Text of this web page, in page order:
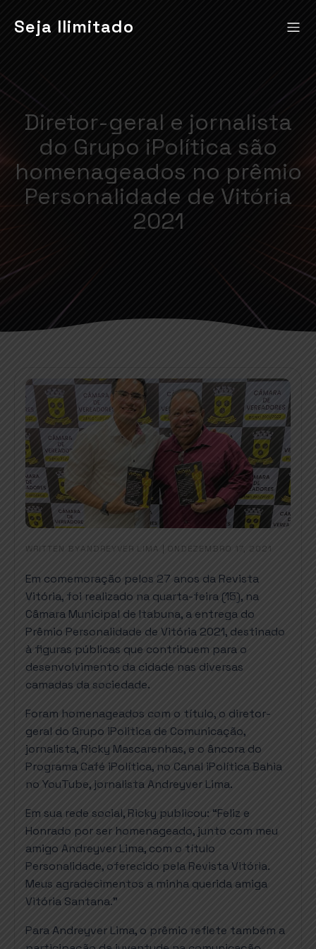
Seja Ilimitado
Diretor-geral e jornalista
do Grupo iPolítica são
homenageados no prêmio
Personalidade de Vitória
2021
WRITTEN BYANDREYVER LIMA ON DEZEMBRO 17, 2021
Em comemoração pelos 27 anos da Revista
Vitória, foi realizado na quarta-feira (15), na
Câmara Municipal de Itabuna, a entrega do
Prêmio Personalidade de Vitória 2021, destinado
à figuras públicas que contribuem para o
desenvolvimento da cidade nas diversas
camadas da sociedade.
Foram homenageados com o título, o diretor-
geral do Grupo iPolitica de Comunicação,
jornalista, Ricky Mascarenhas, e o âncora do
Programa Café iPolítica, no Canal iPolítica Bahia
no YouTube, jornalista Andreyver Lima.
Em sua rede social, Ricky publicou: “Feliz e
Honrado por ser homenageado, junto com meu
amigo Andreyver Lima, com o título
Personalidade, oferecido pela Revista Vitória.
Meus agradecimentos a minha querida amiga
Vitória Santana.”
Para Andreyver Lima, o prêmio reflete também a